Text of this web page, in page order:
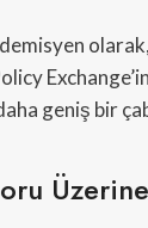
geniş bir